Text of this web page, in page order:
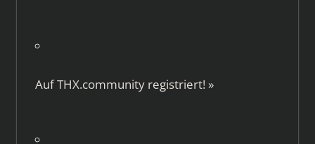
AufTHX.communityregistriert! »